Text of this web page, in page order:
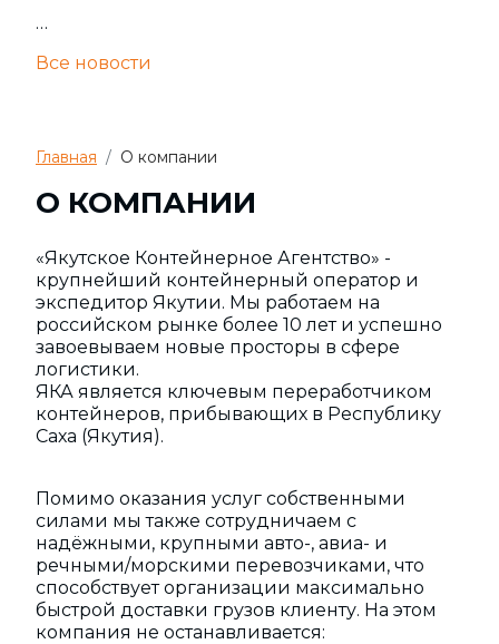
…
Все новости
Главная О компании
О КОМПАНИИ
«Якутское Контейнерное Агентство» -
крупнейший контейнерный оператор и
экспедитор Якутии. Мы работаем на
российском рынке более 10 лет и успешно
завоевываем новые просторы в сфере
логистики.
ЯКА является ключевым переработчиком
контейнеров, прибывающих в Республику
Саха (Якутия).
Помимо оказания услуг собственными
силами мы также сотрудничаем с
надёжными, крупными авто-, авиа- и
речными/морскими перевозчиками, что
способствует организации максимально
быстрой доставки грузов клиенту. На этом
компания не останавливается: